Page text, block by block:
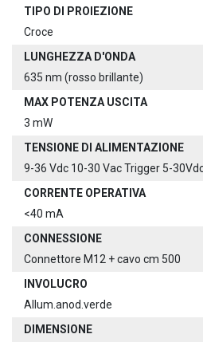
TIPO DI PROIEZIONE
Croce
LUNGHEZZA D'ONDA
635 nm (rosso brillante)
MAX POTENZA USCITA
3 mW
TENSIONE DI ALIMENTAZIONE
9-36 Vdc 10-30 Vac Trigger 5-
CORRENTE OPERATIVA
<40 mA
CONNESSIONE
Connettore M12 + cavo cm 500
INVOLUCRO
Allum.anod.verde
DIMENSIONE